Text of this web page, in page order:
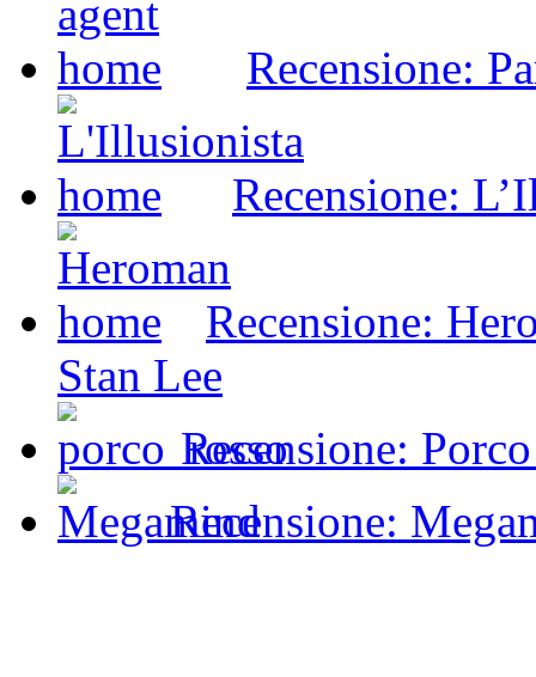
Recensione:
Recensione:
Recensione:
Stan Lee
Recensione:
Recensione: